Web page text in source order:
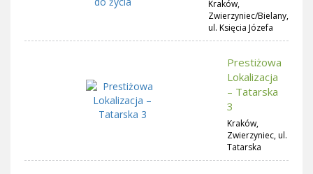
Kraków,
Zwierzyniec/Bielany,
ul. Księcia Józefa
Prestiżowa
Lokalizacja
– Tatarska
3
Kraków,
Zwierzyniec, ul.
Tatarska